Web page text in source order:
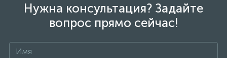
Нужна консультация? Задайте
вопрос прямо сейчас!